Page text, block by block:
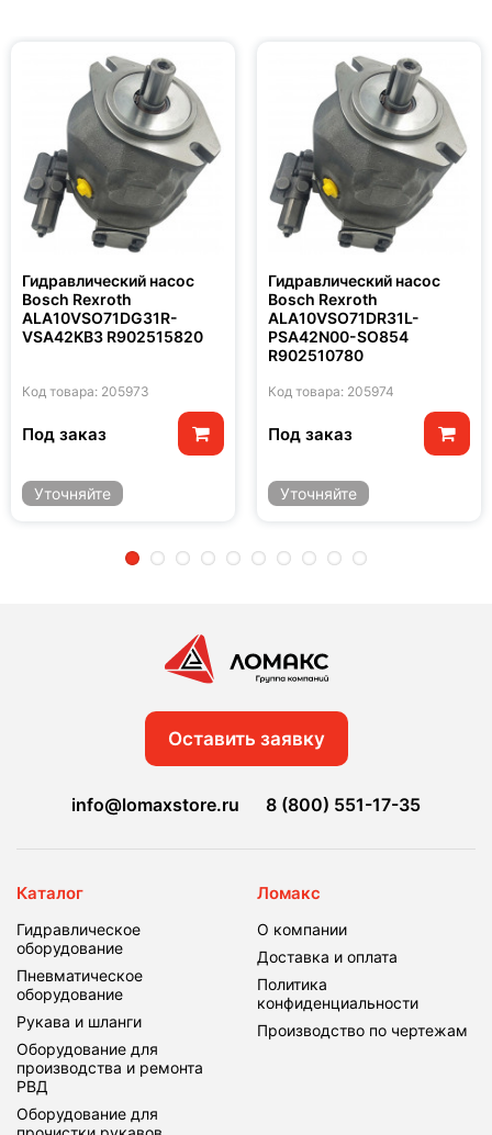
Гидравлический насос
Bosch Rexroth
ALA10VSO71DG31R-
VSA42KB3 R902515820
Код товара: 205973
Под заказ
Уточняйте
Гидравлический насос
Bosch Rexroth
ALA10VSO71DR31L-
PSA42N00-SO854
R902510780
Код товара: 205974
Под заказ
Уточняйте
Оставить заявку
info@lomaxstore.ru 8 (800) 551-17-35
Каталог
Гидравлическое
оборудование
Пневматическое
оборудование
Рукава и шланги
Оборудование для
производства и ремонта
РВД
Оборудование для
Ломакс
О компании
Доставка и оплата
Политика
конфиденциальности
Производство по чертежам